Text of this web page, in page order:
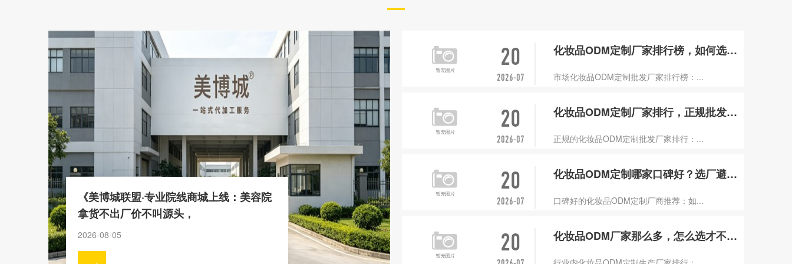
《美博城联盟·专业院线商城上线：美容院
拿货不出厂价不叫源头，
2026-08-05
20
2026-07
化妆品ODM定制厂家排行榜，如何选到靠谱
市场化妆品ODM定制批发厂家排行榜：...
20
2026-07
化妆品ODM定制厂家排行，正规批发商如何
正规的化妆品ODM定制批发厂家排行：...
20
2026-07
化妆品ODM定制哪家口碑好？选厂避坑指南
口碑好的化妆品ODM定制厂商推荐：如...
20 化妆品ODM厂家那么多，怎么选才不踩坑？